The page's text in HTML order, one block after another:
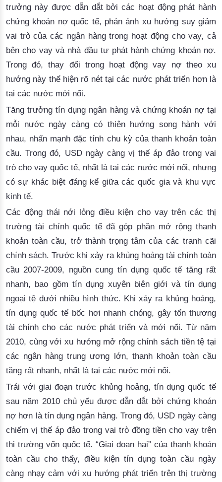
trưởng này được dẫn dắt bởi các hoạt động phát hành
chứng khoán nợ quốc tế, phản ánh xu hướng suy giảm
vai trò của các ngân hàng trong hoạt động cho vay, cả
bên cho vay và nhà đầu tư phát hành chứng khoán nợ.
Trong đó, thay đổi trong hoạt động vay nợ theo xu
hướng này thể hiện rõ nét tại các nước phát triển hơn là
tại các nước mới nổi.
Tăng trưởng tín dụng ngân hàng và chứng khoán nợ tại
mỗi nước ngày càng có thiên hướng song hành với
nhau, nhấn mạnh đặc tính chu kỳ của thanh khoản toàn
cầu. Trong đó, USD ngày càng vị thế áp đảo trong vai
trò cho vay quốc tế, nhất là tại các nước mới nổi, nhưng
có sự khác biệt đáng kể giữa các quốc gia và khu vực
kinh tế.
Các động thái nới lỏng điều kiện cho vay trên các thị
trường tài chính quốc tế đã góp phần mở rộng thanh
khoản toàn cầu, trở thành trọng tâm của các tranh cãi
chính sách. Trước khi xảy ra khủng hoảng tài chính toàn
cầu 2007-2009, nguồn cung tín dụng quốc tế tăng rất
nhanh, bao gồm tín dụng xuyên biên giới và tín dụng
ngoại tệ dưới nhiều hình thức. Khi xảy ra khủng hoảng,
tín dụng quốc tế bốc hơi nhanh chóng, gây tổn thương
tài chính cho các nước phát triển và mới nổi. Từ năm
2010, cùng với xu hướng mở rộng chính sách tiền tệ tại
các ngân hàng trung ương lớn, thanh khoản toàn cầu
tăng rất nhanh, nhất là tại các nước mới nổi.
Trái với giai đoạn trước khủng hoảng, tín dụng quốc tế
sau năm 2010 chủ yếu được dẫn dắt bởi chứng khoán
nợ hơn là tín dụng ngân hàng. Trong đó, USD ngày càng
chiếm vị thế áp đảo trong vai trò đồng tiền cho vay trên
thị trường vốn quốc tế. “Giai đoạn hai” của thanh khoản
toàn cầu cho thấy, điều kiện tín dụng toàn cầu ngày
càng nhạy cảm với xu hướng phát triển trên thị trường